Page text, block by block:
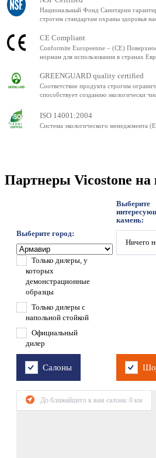
Национальный Фонд Санитарии
строгим стандартам охраны здоровья
CE Compliant
Conformite Europeenne – (CE)
нормам для использования в странах
GREENGUARD quality certified
Соответствие продукта строгим
способствует созданию экологически
ISO 14001:2004
Система экологического менеджмента
Партнеры Vicostone на
Выберите город:
Выберите
камень:
Только дилеры, у
которых
демонстрационные
образцы
Только дилеры с
напольной стойкой
Официальный
дилер
Салоны
До ближайшего к вам салона: 0 км